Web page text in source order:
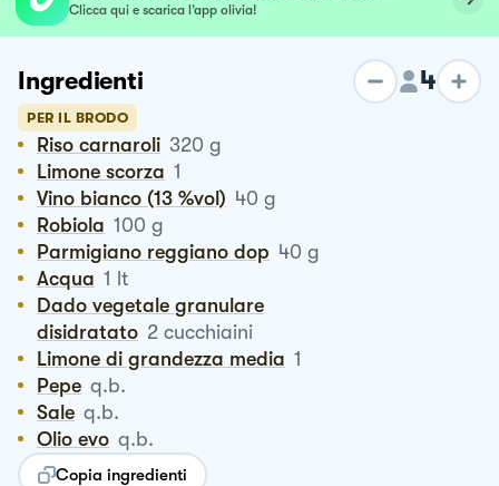
Clicca qui e scarica l’app olivia!
Ingredienti 4
PER IL BRODO
Riso carnaroli 320 g
Limone scorza 1
Vino bianco (13 %vol) 40 g
Robiola 100 g
Parmigiano reggiano dop 40 g
Acqua 1 lt
Dado vegetale granulare
disidratato 2 cucchiaini
Limone di grandezza media 1
Pepe q.b.
Sale q.b.
Olio evo q.b.
Copia ingredienti